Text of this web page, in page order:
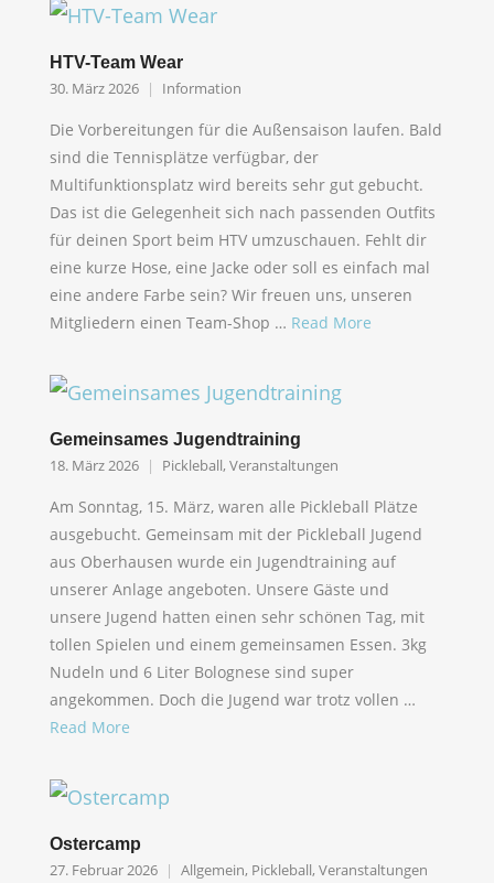
HTV-Team Wear
30. März 2026 Information
Die Vorbereitungen für die Außensaison laufen. Bald
sind die Tennisplätze verfügbar, der
Multifunktionsplatz wird bereits sehr gut gebucht.
Das ist die Gelegenheit sich nach passenden Outfits
für deinen Sport beim HTV umzuschauen. Fehlt dir
eine kurze Hose, eine Jacke oder soll es einfach mal
eine andere Farbe sein? Wir freuen uns, unseren
Mitgliedern einen Team-Shop … Read More
Gemeinsames Jugendtraining
18. März 2026 Pickleball, Veranstaltungen
Am Sonntag, 15. März, waren alle Pickleball Plätze
ausgebucht. Gemeinsam mit der Pickleball Jugend
aus Oberhausen wurde ein Jugendtraining auf
unserer Anlage angeboten. Unsere Gäste und
unsere Jugend hatten einen sehr schönen Tag, mit
tollen Spielen und einem gemeinsamen Essen. 3kg
Nudeln und 6 Liter Bolognese sind super
angekommen. Doch die Jugend war trotz vollen …
Read More
Ostercamp
27. Februar 2026 Allgemein, Pickleball, Veranstaltungen